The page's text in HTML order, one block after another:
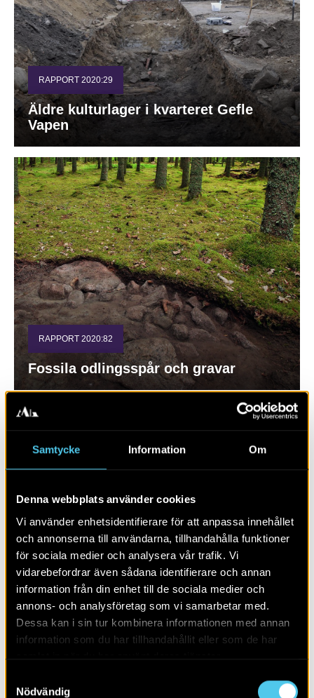
Samtycke Information Om
Denna webbplats använder cookies
Vi använder enhetsidentifierare för att anpassa innehållet
och annonserna till användarna, tillhandahålla funktioner
för sociala medier och analysera vår trafik. Vi
vidarebefordrar även sådana identifierare och annan
information från din enhet till de sociala medier och
annons- och analysföretag som vi samarbetar med.
Dessa kan i sin tur kombinera informationen med annan
information som du har tillhandahållit eller som de har
Nödvändig
RAPPORT 2020:29
Äldre kulturlager i kvarteret Gefle
Vapen
RAPPORT 2020:82
Fossila odlingsspår och gravar
RAPPORT 2020:119
Väg 23